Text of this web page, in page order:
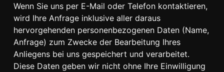
Wenn Sie uns per E-Mail oder Telefon kontaktieren,
wird Ihre Anfrage inklusive aller daraus
hervorgehenden personenbezogenen Daten (Name,
Anfrage) zum Zwecke der Bearbeitung Ihres
Anliegens bei uns gespeichert und verarbeitet.
Diese Daten geben wir nicht ohne Ihre Einwilligung